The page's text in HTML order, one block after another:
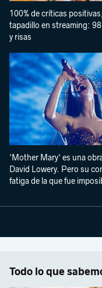
100% de críticas
tapadillo en streaming:
y risas
'Mother Mary' es una
David Lowery. Pero su
fatiga de la que fue
Todo lo que